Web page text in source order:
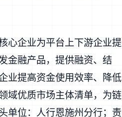
心企业为平台上下游企业提
金融产品，提供融资、结
业提高资金使用效率、降低
域优质市场主体清单，为链
单位：人行恩施州分行；责